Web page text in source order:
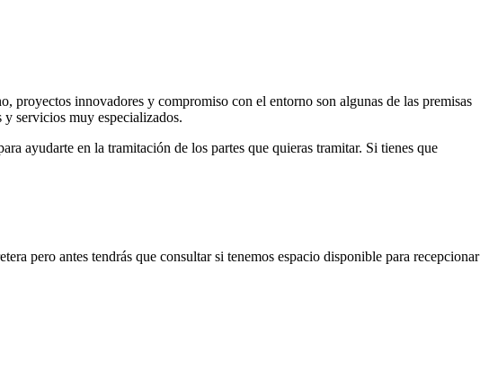
proyectos innovadores y compromiso con el entorno son algunas de las premisas
y servicios muy especializados.
ayudarte en la tramitación de los partes que quieras tramitar. Si tienes que
pero antes tendrás que consultar si tenemos espacio disponible para recepcionar